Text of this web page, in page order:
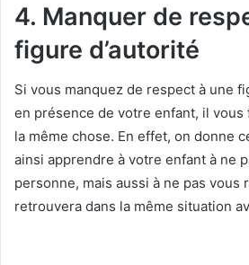
4. Manquer de
figure d’autorité
Si vous manquez de respect à une
en présence de votre enfant, il
la même chose. En effet, on donne
ainsi apprendre à votre enfant à ne
personne, mais aussi à ne pas vous
retrouvera dans la même situation